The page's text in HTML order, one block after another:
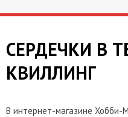
СЕРДЕЧКИ В
КВИЛЛИНГ
В интернет-магазине Хобби-